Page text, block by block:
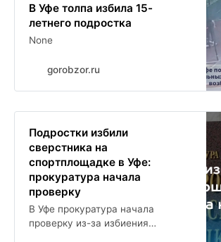
В Уфе толпа избила 15-
летнего подростка
None
gorobzor.ru
Подростки избили
сверстника на
спортплощадке в Уфе:
прокуратура начала
проверку
В Уфе прокуратура начала
проверку из-за избиения